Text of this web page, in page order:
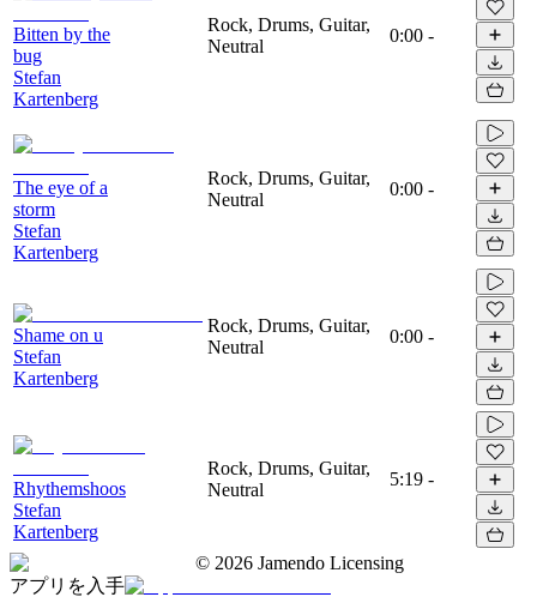
Bitten by the
bug
Stefan
Kartenberg
Rock, Drums, Guitar,
Neutral
0:00 -
The eye of a
storm
Stefan
Kartenberg
Rock, Drums, Guitar,
Neutral
0:00 -
Shame on u
Stefan
Kartenberg
Rock, Drums, Guitar,
Neutral
0:00 -
Rhythemshoos
Stefan
Kartenberg
Rock, Drums, Guitar,
Neutral
5:19 -
© 2026 Jamendo Licensing
アプリを入手